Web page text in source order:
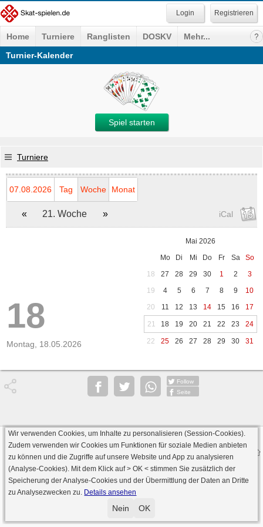
Registrieren
Home Turniere Ranglisten DOSKV
Mehr...
Turnier-Kalender
Spiel starten
Turniere
07.08.2026 Tag Woche Monat
« 21. Woche » iCal
18
Montag, 18.05.2026
Mai 2026
Mo
Di Mi Do Fr Sa
So
18
27 28 29 30 1 2
3
19
4 5 6 7 8 9
10
20
11 12 13 14 15 16 17
21 18 19 20 21 22 23 24
22 25 26 27 28 29 30 31
Follow
Seite
Datenschutz AGB
Impressum
· Serverversion: 2026 6.241 · registrierte Spieler: 501.048 ·
Online Skat Server: 142 (private Server:136)
Wir verwenden Cookies, um Inhalte zu personalisieren (Session-Cookies).
Zudem verwenden wir Cookies um Funktionen für soziale Medien anbieten
zu können und die Zugriffe auf unsere Website und App zu analysieren
(Analyse-Cookies). Mit dem Klick auf> OK < stimmen Sie zusätzlich der
Speicherung der Analyse-Cookies und der Übermittlung der Daten an Dritte
zu Analysezwecken zu. Details ansehen
Nein OK